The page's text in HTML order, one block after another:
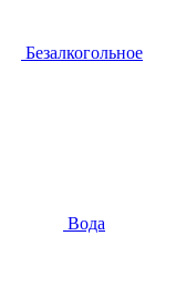
Безалкогольное
Вода